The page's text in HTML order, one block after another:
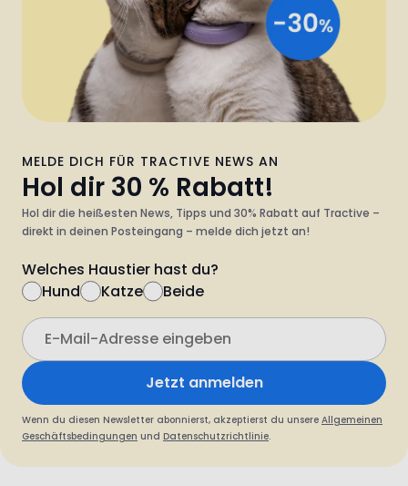
MELDE DICH FÜR TRACTIVE NEWS AN
Hol dir 30 % Rabatt!
direkt in deinen Posteingang – melde dich jetzt an!
Welches Haustier hast du?
Hund
Katze Beide
Jetzt anmelden
Wenn du diesen Newsletter abonnierst, akzeptierst du unsere
Allgemeinen
Geschäftsbedingungen